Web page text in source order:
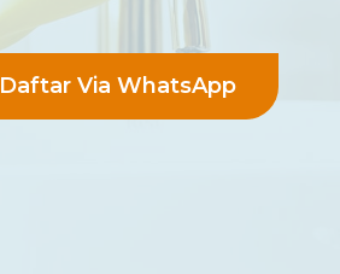
Daftar Via WhatsApp